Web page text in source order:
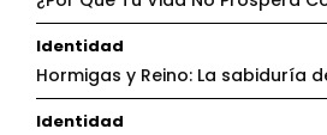
Identidad
Hormigas y Reino: La sabiduría
Identidad